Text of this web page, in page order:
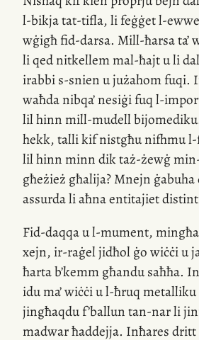
l-bikjatat-tifla, li feġġetl-
wġigħfid-darsa. Mill-ħarsata’
li qed nitkellemmal-ħajtu li
irabbis-snienu jużahom fuqi.
waħda nibqa’ nesiġi fuql-
lil hinn mill-mudell
hekk, talli kif nistgħu nifhmu
lil hinn minn diktaż-żewġ
għeżież għalija? Mnejn ġabuha
assurda li aħna entitajiet
Fid-daqqaul-mument,
xejn, ir-raġeljidħol ġo wiċċi u
ħarta b’kemm għandu saħħa.
idu ma’ wiċċi ul-ħruq metalliku
jingħaqdu f’balluntan-narli
madwar ħaddejja. Inħares dritt